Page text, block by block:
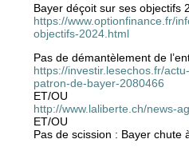
Bayer déçoit sur ses objectifs
https://www.optionfinance.fr/
objectifs-2024.html
Pas de démantèlement de
https://investir.lesechos.fr/
patron-de-bayer-2080466
ET/OU
http://www.laliberte.ch/news-
ET/OU
Pas de scission : Bayer chute